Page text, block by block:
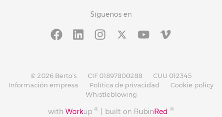
Síguenos en
© 2026 Berto’s CIF 01897800288
CUU 012345
Información empresa
Política de privacidad
Cookie policy
Whistleblowing
with Workup ® built on RubinRed ®